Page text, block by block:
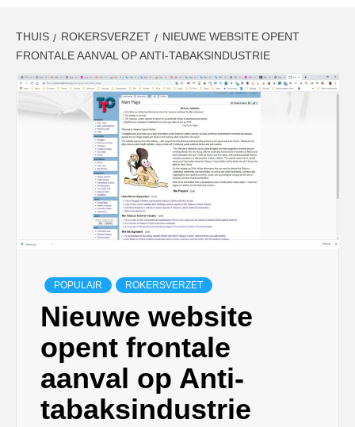
THUIS ROKERSVERZET
NIEUWE WEBSITE OPENT
FRONTALE AANVAL OP ANTI-TABAKSINDUSTRIE
POPULAIR ROKERSVERZET
Nieuwe website
opent frontale
aanval op Anti-
tabaksindustrie